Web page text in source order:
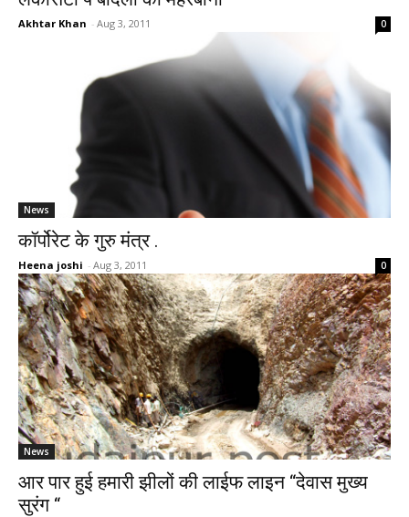
Akhtar Khan - Aug 3, 2011 0
News
कॉर्पोरेट के गुरु मंत्र .
Heena joshi - Aug 3, 2011 0
News
आर पार हुई हमारी झीलों की लाईफ लाइन “देवास मुख्य
सुरंग “